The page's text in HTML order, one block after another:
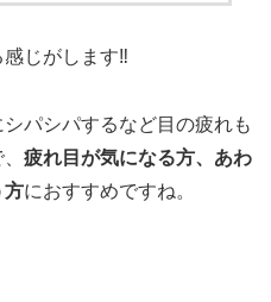
じがします‼
パシパするなど目の疲れも
疲れ目が気になる方、あわ
方におすすめですね。